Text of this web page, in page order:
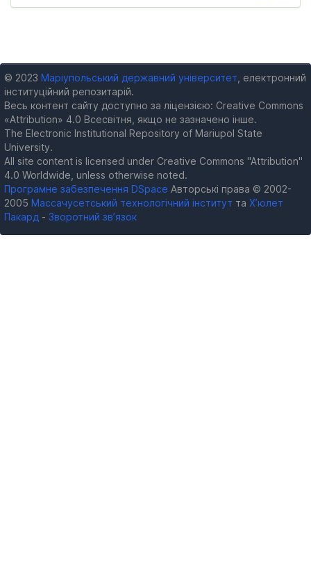
© 2023 Маріупольський державний університет , електронний
інституційний репозитарій.
Весь контент сайту доступно за ліцензією: Creative Commons
«Attribution» 4.0 Всесвітня, якщо не зазначено інше.
The Electronic Institutional Repository of Mariupol State
University.
All site content is licensed under Creative Commons "Attribution"
4.0 Worldwide, unless otherwise noted.
Програмне забезпечення DSpace Авторські права © 2002-
2005 Массачусетський технологічний інститут та Х’юлет
Пакард - Зворотний зв’язок